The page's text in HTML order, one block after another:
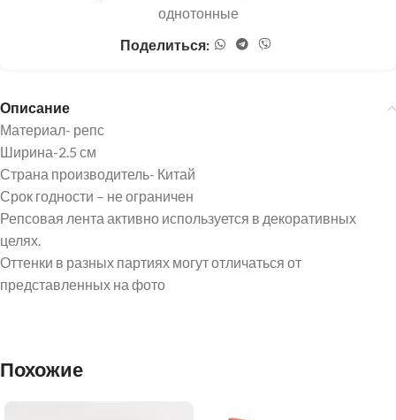
однотонные
Поделиться:
Описание
Материал- репс
Ширина-2.5 см
Страна производитель- Китай
Срок годности – не ограничен
Репсовая лента активно используется в декоративных
целях.
Оттенки в разных партиях могут отличаться от
представленных на фото
Похожие